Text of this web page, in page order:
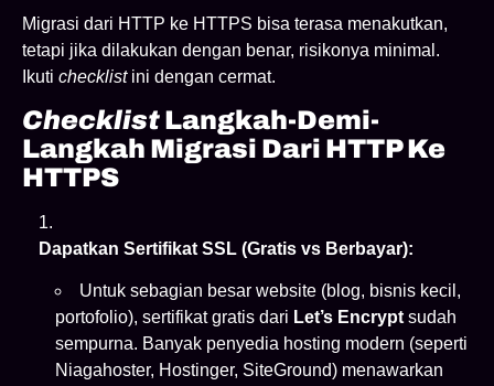
Migrasi dari HTTP ke HTTPS bisa terasa menakutkan,
tetapi jika dilakukan dengan benar, risikonya minimal.
Ikuti checklistini dengan cermat.
ChecklistLangkah-Demi-
Langkah Migrasi Dari HTTP Ke
HTTPS
Dapatkan Sertifikat SSL (Gratis vs Berbayar):
Untuk sebagian besar website (blog, bisnis kecil,
portofolio), sertifikat gratis dari Let’s Encrypt sudah
sempurna. Banyak penyedia hosting modern (seperti
Niagahoster, Hostinger, SiteGround) menawarkan